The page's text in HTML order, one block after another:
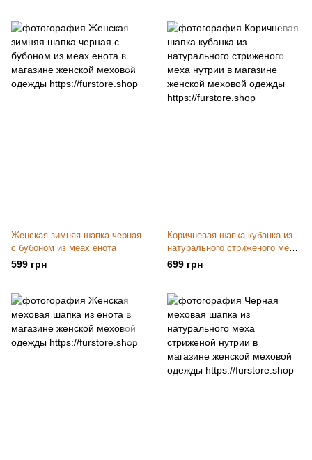
Женская зимняя шапка черная
с бубоном из меах енота
599 грн
Коричневая шапка кубанка из
натурального стриженого меха
нутрии
699 грн